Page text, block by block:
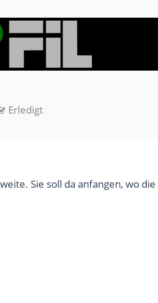
Erledigt
Sie soll da anfangen, wo die